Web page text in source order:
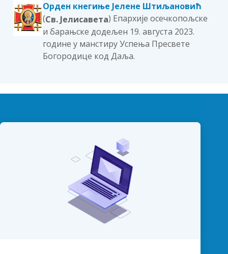
Орден кнегиње Јелене Штиљановић
(Св. Јелисавета) Епархије осечкопољске
и барањске додељен 19. августа 2023.
године у манстиру Успења Пресвете
Богородице код Даља.